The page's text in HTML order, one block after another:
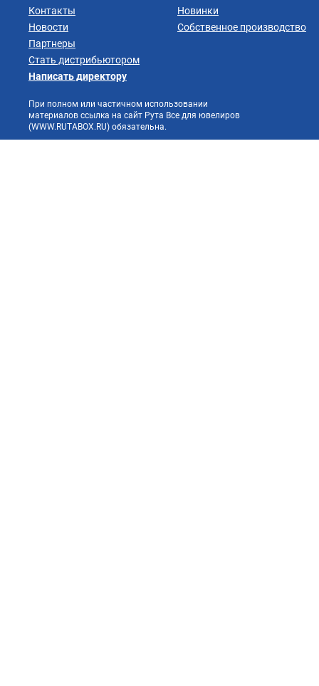
Контакты
Новости
Партнеры
Стать дистрибьютором
Новинки
Собственное производство
Написать директору
При полном или частичном использовании
материалов ссылка на сайт Рута Все для ювелиров
(WWW.RUTABOX.RU) обязательна.